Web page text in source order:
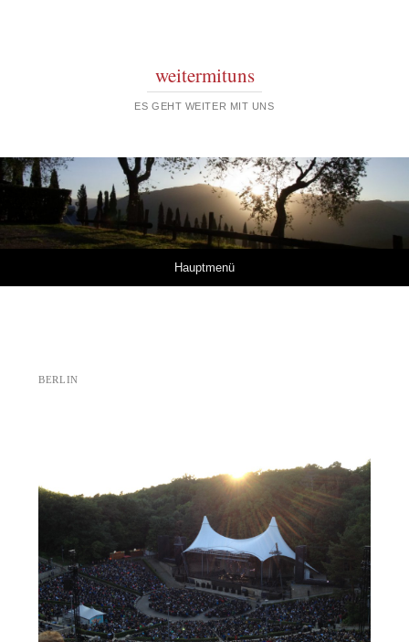
weitermituns
ES GEHT WEITER MIT UNS
Hauptmenü
BERLIN